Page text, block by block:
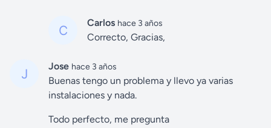
Carlos hace 3 años
Correcto, Gracias,
Jose hace 3 años
Buenas tengo un problema y llevo ya varias
instalaciones y nada.
Todo perfecto, me pregunta